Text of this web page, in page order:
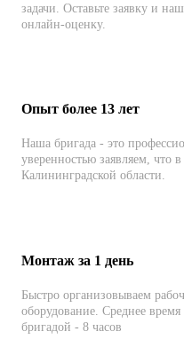
задачи. Оставьте заявку и
онлайн-оценку.
Опыт более 13 лет
Наша бригада - это
уверенностью заявляем, что
Калининградской области.
Монтаж за 1 день
Быстро организовываем
оборудование. Среднее
бригадой - 8 часов